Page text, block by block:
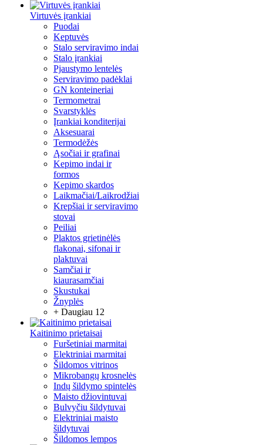
Virtuvės įrankiai
Puodai
Keptuvės
Stalo serviravimo indai
Stalo įrankiai
Pjaustymo lentelės
Serviravimo padėklai
GN konteineriai
Termometrai
Svarstyklės
Įrankiai konditerijai
Aksesuarai
Termodėžės
Ąsočiai ir grafinai
Kepimo indai ir
formos
Kepimo skardos
Laikmačiai/Laikrodžiai
Krepšiai ir serviravimo
stovai
Peiliai
Plaktos grietinėlės
flakonai, sifonai ir
plaktuvai
Samčiai ir
kiaurasamčiai
Skustukai
Žnyplės
+ Daugiau 12
Kaitinimo prietaisai
Furšetiniai marmitai
Elektriniai marmitai
Šildomos vitrinos
Mikrobangų krosnelės
Indų šildymo spintelės
Maisto džiovintuvai
Bulvyčiu šildytuvai
Elektriniai maisto
šildytuvai
Šildomos lempos